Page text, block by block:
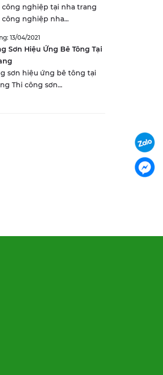
công nghiệp tại nha trang
công nghiệp nha...
13/04/2021
Sơn Hiệu Ứng Bê Tông Tại
sơn hiệu ứng bê tông tại
Thi công sơn...